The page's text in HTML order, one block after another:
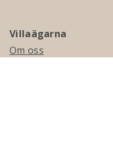
Villaägarna
Om oss